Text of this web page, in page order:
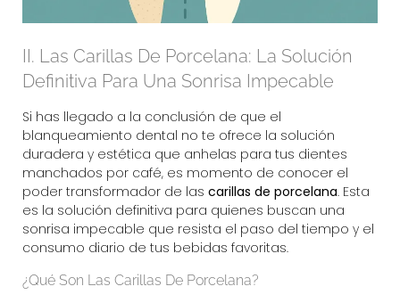
II. Las Carillas De Porcelana: La Solución
Definitiva Para Una Sonrisa Impecable
Si has llegado a la conclusión de que el
blanqueamiento dental no te ofrece la solución
duradera y estética que anhelas para tus dientes
manchados por café, es momento de conocer el
poder transformador de las carillas de porcelana. Esta
es la solución definitiva para quienes buscan una
sonrisa impecable que resista el paso del tiempo y el
consumo diario de tus bebidas favoritas.
¿Qué Son Las Carillas De Porcelana?